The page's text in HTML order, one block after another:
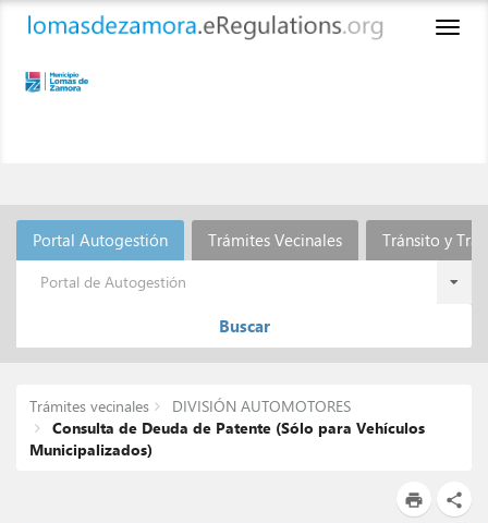
Portal Autogestión Trámites Vecinales Tránsito y
Portal de Autogestión
Buscar
Trámites vecinales
DIVISIÓN AUTOMOTORES
Consulta de Deuda de Patente (Sólo para Vehículos
Municipalizados)
print share